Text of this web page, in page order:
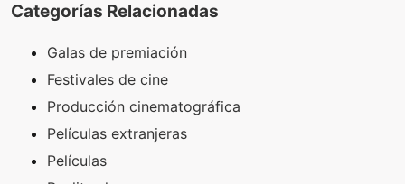
Categorías Relacionadas
Galas de premiación
Festivales de cine
Producción cinematográfica
Películas extranjeras
Películas